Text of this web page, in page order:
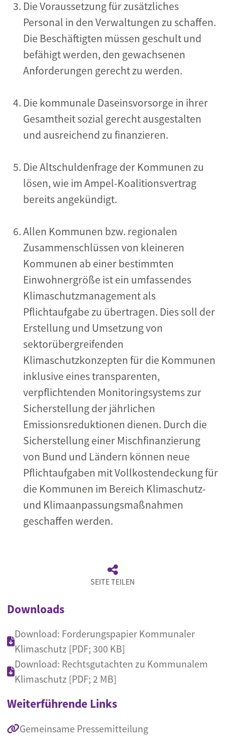
Die Voraussetzung für zusätzliches
Personal in den Verwaltungen zu schaffen.
Die Beschäftigten müssen geschult und
befähigt werden, den gewachsenen
Anforderungen gerecht zu werden.
Die kommunale Daseinsvorsorge in ihrer
Gesamtheit sozial gerecht ausgestalten
und ausreichend zu finanzieren.
Die Altschuldenfrage der Kommunen zu
lösen, wie im Ampel-Koalitionsvertrag
bereits angekündigt.
Allen Kommunen bzw. regionalen
Zusammenschlüssen von kleineren
Kommunen ab einer bestimmten
Einwohnergröße ist ein umfassendes
Klimaschutzmanagement als
Pflichtaufgabe zu übertragen. Dies soll der
Erstellung und Umsetzung von
sektorübergreifenden
Klimaschutzkonzepten für die Kommunen
inklusive eines transparenten,
verpflichtenden Monitoringsystems zur
Sicherstellung der jährlichen
Emissionsreduktionen dienen. Durch die
Sicherstellung einer Mischfinanzierung
von Bund und Ländern können neue
Pflichtaufgaben mit Vollkostendeckung für
die Kommunen im Bereich Klimaschutz-
und Klimaanpassungsmaßnahmen
geschaffen werden.
SEITE TEILEN
Downloads
Download: Forderungspapier Kommunaler
Klimaschutz [PDF; 300 KB]
Download: Rechtsgutachten zu Kommunalem
Klimaschutz [PDF; 2 MB]
Weiterführende Links
Gemeinsame Pressemitteilung